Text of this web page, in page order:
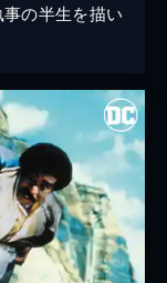
の半生を描い